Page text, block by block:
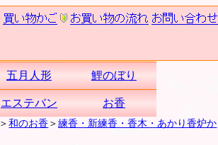
五月人形 鯉のぼり
エステバン お香
＞和のお香＞練香・新練香・香木・あかり香炉か